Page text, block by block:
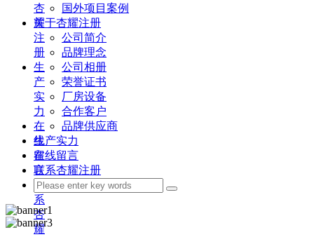
杏
耀
注
册
生
产
实
力
在
线
留
言
联
系
杏
耀
国外项目案例
关于杏耀注册
公司简介
品牌理念
公司相册
荣誉证书
厂房设备
合作客户
品牌供应商
生产实力
在线留言
联系杏耀注册